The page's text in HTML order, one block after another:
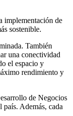
implementación de
sostenible.
También
una conectividad
el espacio y
rendimiento y
de Negocios
país. Además, cada